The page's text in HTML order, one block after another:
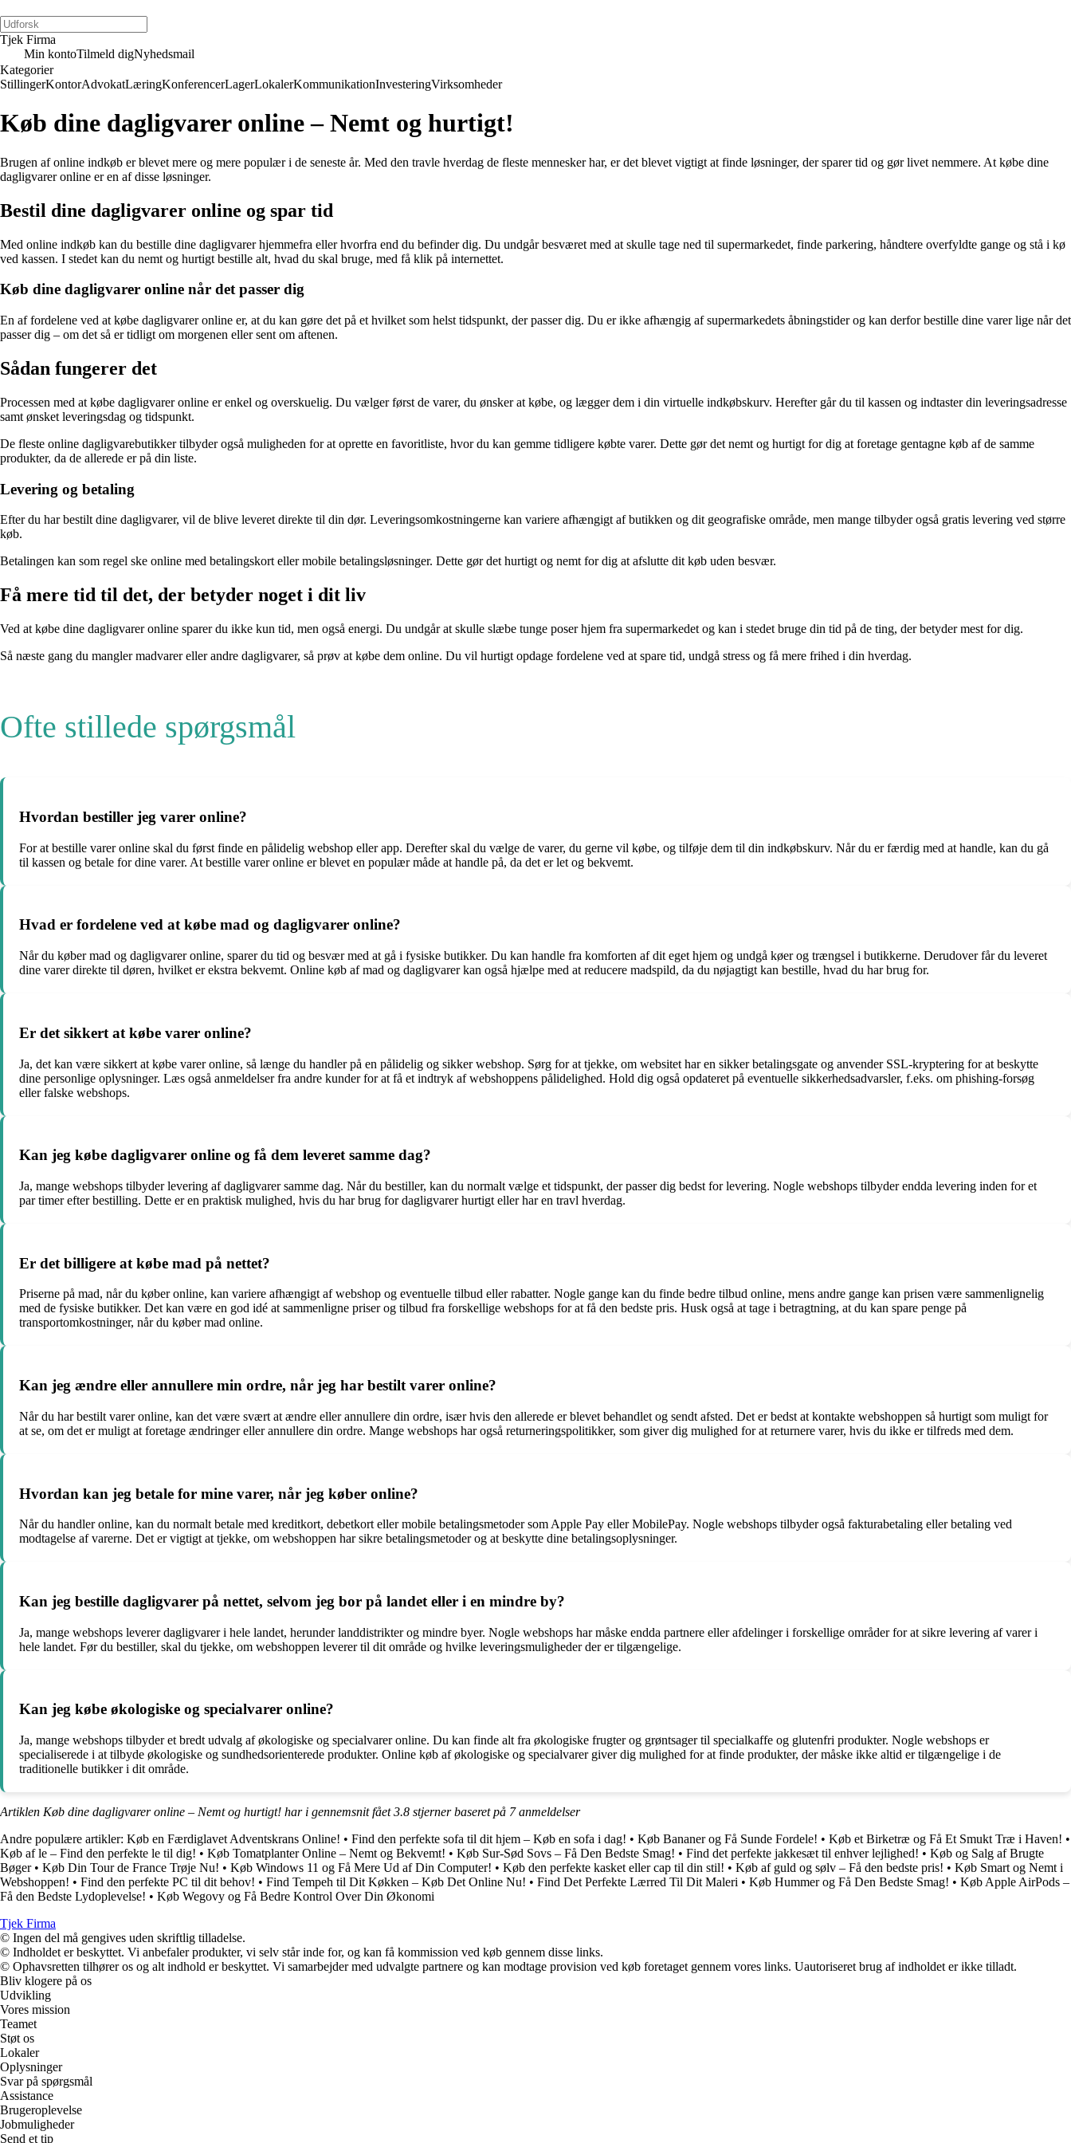
Tjek Firma
Min kontoTilmeld digNyhedsmail
Kategorier
StillingerKontorAdvokatLæringKonferencerLagerLokalerKommunikationInvesteringVirksomheder
Køb dine dagligvarer online – Nemt og hurtigt!
Brugen af online indkøb er blevet mere og mere populær i de seneste år. Med den travle hverdag de fleste mennesker har, er det blevet vigtigt at finde løsninger, der sparer tid og gør livet nemmere. At købe dine
dagligvarer online er en af disse løsninger.
Bestil dine dagligvarer online og spar tid
Med online indkøb kan du bestille dine dagligvarer hjemmefra eller hvorfra end du befinder dig. Du undgår besværet med at skulle tage ned til supermarkedet, finde parkering, håndtere overfyldte gange og stå i kø
ved kassen. I stedet kan du nemt og hurtigt bestille alt, hvad du skal bruge, med få klik på internettet.
Køb dine dagligvarer online når det passer dig
En af fordelene ved at købe dagligvarer online er, at du kan gøre det på et hvilket som helst tidspunkt, der passer dig. Du er ikke afhængig af supermarkedets åbningstider og kan derfor bestille dine varer lige når det
passer dig – om det så er tidligt om morgenen eller sent om aftenen.
Sådan fungerer det
Processen med at købe dagligvarer online er enkel og overskuelig. Du vælger først de varer, du ønsker at købe, og lægger dem i din virtuelle indkøbskurv. Herefter går du til kassen og indtaster din leveringsadresse
samt ønsket leveringsdag og tidspunkt.
De fleste online dagligvarebutikker tilbyder også muligheden for at oprette en favoritliste, hvor du kan gemme tidligere købte varer. Dette gør det nemt og hurtigt for dig at foretage gentagne køb af de samme
produkter, da de allerede er på din liste.
Levering og betaling
Efter du har bestilt dine dagligvarer, vil de blive leveret direkte til din dør. Leveringsomkostningerne kan variere afhængigt af butikken og dit geografiske område, men mange tilbyder også gratis levering ved større
køb.
Betalingen kan som regel ske online med betalingskort eller mobile betalingsløsninger. Dette gør det hurtigt og nemt for dig at afslutte dit køb uden besvær.
Få mere tid til det, der betyder noget i dit liv
Ved at købe dine dagligvarer online sparer du ikke kun tid, men også energi. Du undgår at skulle slæbe tunge poser hjem fra supermarkedet og kan i stedet bruge din tid på de ting, der betyder mest for dig.
Så næste gang du mangler madvarer eller andre dagligvarer, så prøv at købe dem online. Du vil hurtigt opdage fordelene ved at spare tid, undgå stress og få mere frihed i din hverdag.
Ofte stillede spørgsmål
Hvordan bestiller jeg varer online?
For at bestille varer online skal du først finde en pålidelig webshop eller app. Derefter skal du vælge de varer, du gerne vil købe, og tilføje dem til din indkøbskurv. Når du er færdig med at handle, kan du gå
til kassen og betale for dine varer. At bestille varer online er blevet en populær måde at handle på, da det er let og bekvemt.
Hvad er fordelene ved at købe mad og dagligvarer online?
Når du køber mad og dagligvarer online, sparer du tid og besvær med at gå i fysiske butikker. Du kan handle fra komforten af dit eget hjem og undgå køer og trængsel i butikkerne. Derudover får du leveret
dine varer direkte til døren, hvilket er ekstra bekvemt. Online køb af mad og dagligvarer kan også hjælpe med at reducere madspild, da du nøjagtigt kan bestille, hvad du har brug for.
Er det sikkert at købe varer online?
Ja, det kan være sikkert at købe varer online, så længe du handler på en pålidelig og sikker webshop. Sørg for at tjekke, om websitet har en sikker betalingsgate og anvender SSL-kryptering for at beskytte
dine personlige oplysninger. Læs også anmeldelser fra andre kunder for at få et indtryk af webshoppens pålidelighed. Hold dig også opdateret på eventuelle sikkerhedsadvarsler, f.eks. om phishing-forsøg
eller falske webshops.
Kan jeg købe dagligvarer online og få dem leveret samme dag?
Ja, mange webshops tilbyder levering af dagligvarer samme dag. Når du bestiller, kan du normalt vælge et tidspunkt, der passer dig bedst for levering. Nogle webshops tilbyder endda levering inden for et
par timer efter bestilling. Dette er en praktisk mulighed, hvis du har brug for dagligvarer hurtigt eller har en travl hverdag.
Er det billigere at købe mad på nettet?
Priserne på mad, når du køber online, kan variere afhængigt af webshop og eventuelle tilbud eller rabatter. Nogle gange kan du finde bedre tilbud online, mens andre gange kan prisen være sammenlignelig
med de fysiske butikker. Det kan være en god idé at sammenligne priser og tilbud fra forskellige webshops for at få den bedste pris. Husk også at tage i betragtning, at du kan spare penge på
transportomkostninger, når du køber mad online.
Kan jeg ændre eller annullere min ordre, når jeg har bestilt varer online?
Når du har bestilt varer online, kan det være svært at ændre eller annullere din ordre, især hvis den allerede er blevet behandlet og sendt afsted. Det er bedst at kontakte webshoppen så hurtigt som muligt for
at se, om det er muligt at foretage ændringer eller annullere din ordre. Mange webshops har også returneringspolitikker, som giver dig mulighed for at returnere varer, hvis du ikke er tilfreds med dem.
Hvordan kan jeg betale for mine varer, når jeg køber online?
Når du handler online, kan du normalt betale med kreditkort, debetkort eller mobile betalingsmetoder som Apple Pay eller MobilePay. Nogle webshops tilbyder også fakturabetaling eller betaling ved
modtagelse af varerne. Det er vigtigt at tjekke, om webshoppen har sikre betalingsmetoder og at beskytte dine betalingsoplysninger.
Kan jeg bestille dagligvarer på nettet, selvom jeg bor på landet eller i en mindre by?
Ja, mange webshops leverer dagligvarer i hele landet, herunder landdistrikter og mindre byer. Nogle webshops har måske endda partnere eller afdelinger i forskellige områder for at sikre levering af varer i
hele landet. Før du bestiller, skal du tjekke, om webshoppen leverer til dit område og hvilke leveringsmuligheder der er tilgængelige.
Kan jeg købe økologiske og specialvarer online?
Ja, mange webshops tilbyder et bredt udvalg af økologiske og specialvarer online. Du kan finde alt fra økologiske frugter og grøntsager til specialkaffe og glutenfri produkter. Nogle webshops er
specialiserede i at tilbyde økologiske og sundhedsorienterede produkter. Online køb af økologiske og specialvarer giver dig mulighed for at finde produkter, der måske ikke altid er tilgængelige i de
traditionelle butikker i dit område.
Artiklen Køb dine dagligvarer online – Nemt og hurtigt! har i gennemsnit fået3.8 stjerner baseret på 7anmeldelser
Andre populære artikler: Køb en Færdiglavet Adventskrans Online! • Find den perfekte sofa til dit hjem – Køb en sofa i dag! • Køb Bananer og Få Sunde Fordele! • Køb et Birketræ og Få Et Smukt Træ i Haven! •
Køb af le – Find den perfekte le til dig! • Køb Tomatplanter Online – Nemt og Bekvemt! • Køb Sur-Sød Sovs – Få Den Bedste Smag! • Find det perfekte jakkesæt til enhver lejlighed! • Køb og Salg af Brugte
Bøger• Køb Din Tour de France Trøje Nu! • Køb Windows 11 og Få Mere Ud af Din Computer! • Køb den perfekte kasket eller cap til din stil! • Køb af guld og sølv – Få den bedste pris! • Køb Smart og Nemt i
Webshoppen! • Find den perfekte PC til dit behov! • Find Tempeh til Dit Køkken – Køb Det Online Nu! • Find Det Perfekte Lærred Til Dit Maleri • Køb Hummer og Få Den Bedste Smag! • Køb Apple AirPods –
Få den Bedste Lydoplevelse! • Køb Wegovy og Få Bedre Kontrol Over Din Økonomi
Tjek Firma
© Ingen del må gengives uden skriftlig tilladelse.
© Indholdet er beskyttet. Vi anbefaler produkter, vi selv står inde for, og kan få kommission ved køb gennem disse links.
© Ophavsretten tilhører os og alt indhold er beskyttet. Vi samarbejder med udvalgte partnere og kan modtage provision ved køb foretaget gennem vores links. Uautoriseret brug af indholdet er ikke tilladt.
Bliv klogere på os
Udvikling
Vores mission
Teamet
Støt os
Lokaler
Oplysninger
Svar på spørgsmål
Assistance
Brugeroplevelse
Jobmuligheder
Send et tip